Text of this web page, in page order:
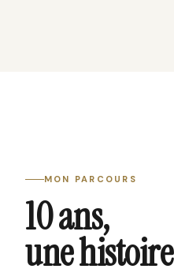
MON PARCOURS
10 ans,
une histoire